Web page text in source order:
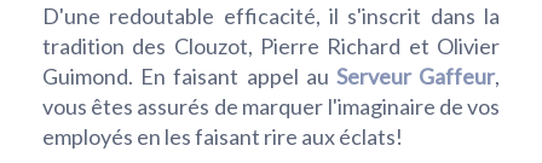
D'une redoutable efficacité, il s'inscrit dans la
tradition des Clouzot, Pierre Richard et Olivier
Guimond. En faisant appel au Serveur Gaffeur,
vous êtes assurés de marquer l'imaginaire de vos
employés en les faisant rire aux éclats!